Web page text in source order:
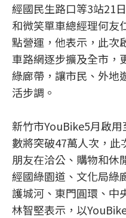
經國民生路口等3站21
和微笑單車總經理何友
點營運，他表示，此次
車路網逐步擴及全市，
綠廊帶，讓市民、外地
活步調。
新竹市YouBike5月啟
數將突破47萬人次，此
朋友在洽公、購物和休
經國綠園道、文化局綠
護城河、東門圓環、中
林智堅表示，以